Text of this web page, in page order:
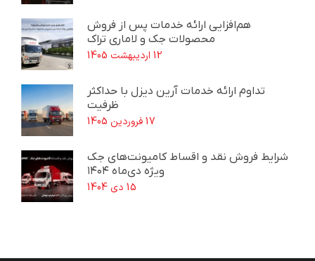
هم‌افزایی ارائه خدمات پس از فروش
محصولات جک و لاماری تراک
12 اردیبهشت 1405
تداوم ارائه خدمات آرین دیزل با حداکثر
ظرفیت
17 فروردین 1405
شرایط فروش نقد و اقساط کامیونت‌های جک
ویژه دی‌ماه ۱۴۰۴
15 دی 1404